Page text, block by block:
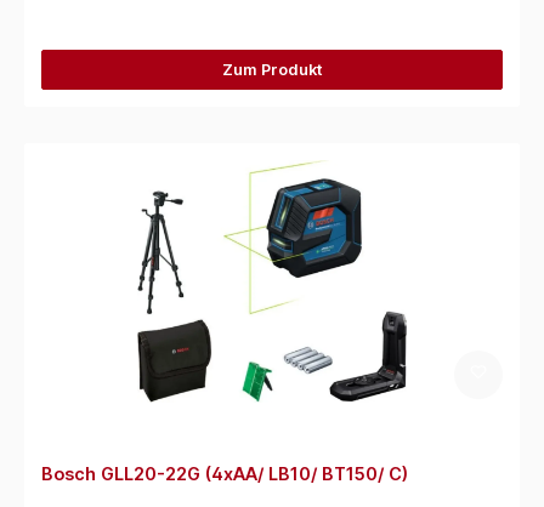
Zum Produkt
Bosch GLL20-22G (4xAA/ LB10/ BT150/ C)